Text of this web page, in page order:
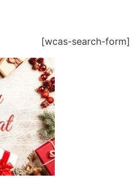
[wcas-search-form]